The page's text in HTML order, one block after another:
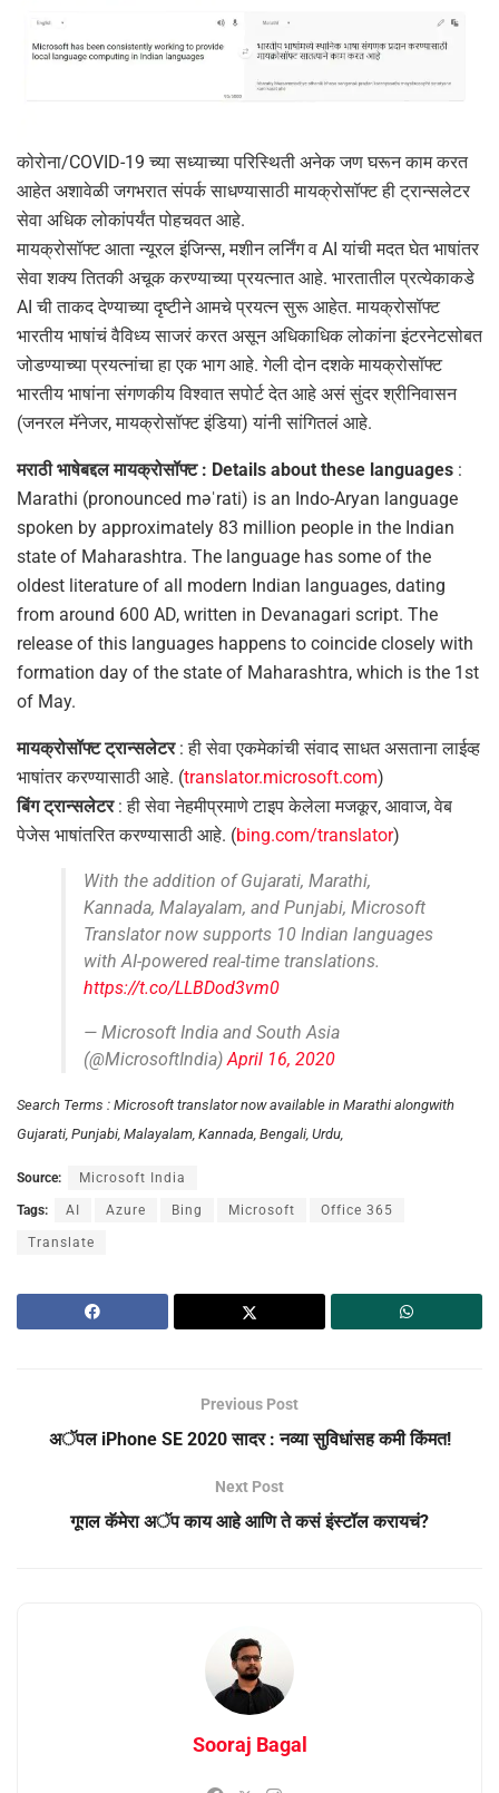
कोरोना/COVID-19 च्या सध्याच्या परिस्थिती अनेक जण घरून काम करत
आहेत अशावेळी जगभरात संपर्क साधण्यासाठी मायक्रोसॉफ्ट ही ट्रान्सलेटर
सेवा अधिक लोकांपर्यंत पोहचवत आहे.
मायक्रोसॉफ्ट आता न्यूरल इंजिन्स, मशीन लर्निंग व AI यांची मदत घेत भाषांतर
सेवा शक्य तितकी अचूक करण्याच्या प्रयत्नात आहे. भारतातील प्रत्येकाकडे
AI ची ताकद देण्याच्या दृष्टीने आमचे प्रयत्न सुरू आहेत. मायक्रोसॉफ्ट
भारतीय भाषांचं वैविध्य साजरं करत असून अधिकाधिक लोकांना इंटरनेटसोबत
जोडण्याच्या प्रयत्नांचा हा एक भाग आहे. गेली दोन दशके मायक्रोसॉफ्ट
भारतीय भाषांना संगणकीय विश्वात सपोर्ट देत आहे असं सुंदर श्रीनिवासन
(जनरल मॅनेजर, मायक्रोसॉफ्ट इंडिया) यांनी सांगितलं आहे.
मराठी भाषेबद्दल मायक्रोसॉफ्ट : Details about these languages :
Marathi (pronounced məˈrati) is an Indo-Aryan language
spoken by approximately 83 million people in the Indian
state of Maharashtra. The language has some of the
oldest literature of all modern Indian languages, dating
from around 600 AD, written in Devanagari script. The
release of this languages happens to coincide closely with
formation day of the state of Maharashtra, which is the 1st
of May.
मायक्रोसॉफ्ट ट्रान्सलेटर: ही सेवा एकमेकांची संवाद साधत असताना लाईव्ह
भाषांतर करण्यासाठी आहे. (translator.microsoft.com)
बिंग ट्रान्सलेटर: ही सेवा नेहमीप्रमाणे टाइप केलेला मजकूर, आवाज, वेब
पेजेस भाषांतरित करण्यासाठी आहे. (bing.com/translator)
With the addition of Gujarati, Marathi,
Kannada, Malayalam, and Punjabi, Microsoft
Translator now supports 10 Indian languages
with AI-powered real-time translations.
https://t.co/LLBDod3vm0
— Microsoft India and South Asia
(@MicrosoftIndia)April 16, 2020
Search Terms : Microsoft translator now available in Marathi alongwith
Gujarati, Punjabi, Malayalam, Kannada, Bengali, Urdu,
Source: Microsoft India
Tags: AI Azure Bing Microsoft Office 365
Translate
Previous Post
अॅपल iPhone SE 2020 सादर : नव्या सुविधांसह कमी किंमत!
Next Post
गूगल कॅमेरा अॅप काय आहे आणि ते कसं इंस्टॉल करायचं?
Sooraj Bagal